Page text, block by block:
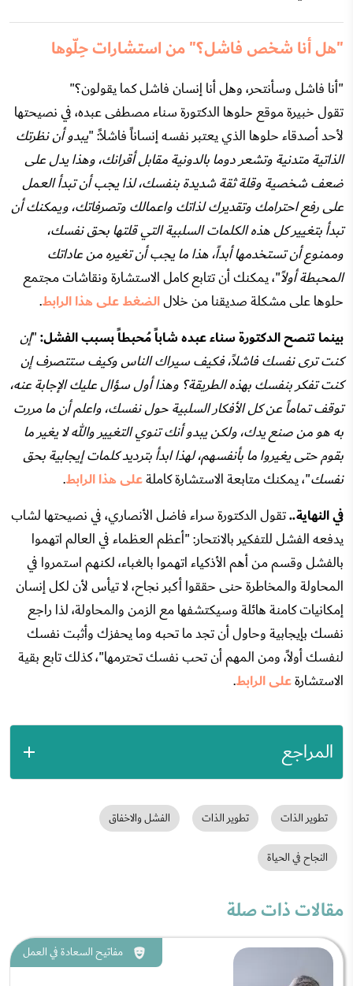
"هل أنا شخص فاشل؟" من استشارات حِلّوها
"أنا فاشل وسأنتحر، وهل أنا إنسان فاشل كما يقولون؟"
تقول خبيرة موقع حلوها الدكتورة سناء مصطفى عبده، في نصيحتها
لأحد أصدقاء حلوها الذي يعتبر نفسه إنساناً فاشلاً: "يبدو أن نظرتك
الذاتية متدنية وتشعر دوما بالدونية مقابل أقرانك، وهذا يدل على
ضعف شخصية وقلة ثقة شديدة بنفسك، لذا يجب أن تبدأ العمل
على رفع احترامك وتقديرك لذاتك واعمالك وتصرفاتك، ويمكنك أن
تبدأ بتغيير كل هذه الكلمات السلبية التي قلتها بحق نفسك،
وممنوع أن تستخدمها أبداً، هذا ما يجب أن تغيره من عاداتك
المحبطة أولاً"، يمكنك أن تتابع كامل الاستشارة ونقاشات مجتمع
حلوها على مشكلة صديقنا من خلالالضغط على هذا الرابط.
بينما تنصح الدكتورة سناء عبده شاباً مُحبطاً بسبب الفشل:"إن
كنت ترى نفسك فاشلاً، فكيف سيراك الناس وكيف ستتصرف إن
كنت تفكر بنفسك بهذه الطريقة؟ وهذا أول سؤال عليك الإجابة عنه،
توقف تماماً عن كل الأفكار السلبية حول نفسك، واعلم أن ما مررت
به هو من صنع يدك، ولكن يبدو أنك تنوي التغيير والله لا يغير ما
بقوم حتى يغيروا ما بأنفسهم، لهذا ابدأ بترديد كلمات إيجابية بحق
نفسك"، يمكنك متابعة الاستشارة كاملةعلى هذا الرابط.
في النهاية..تقول الدكتورة سراء فاضل الأنصاري، في نصيحتها لشاب
يدفعه الفشل للتفكير بالانتحار: "أعظم العظماء في العالم اتهموا
بالفشل وقسم من أهم الأذكياء اتهموا بالغباء، لكنهم استمروا في
المحاولة والمخاطرة حنى حققوا أكبر نجاح، لا تيأس لأن لكل إنسان
إمكانيات كامنة هائلة وسيكتشفها مع الزمن والمحاولة، لذا راجع
نفسك بإيجابية وحاول أن تجد ما تحبه وما يحفزك وأثبت نفسك
لنفسك أولاً، ومن المهم أن تحب نفسك تحترمها"، كذلك تابع بقية
الاستشارةعلى الرابط.
المراجع
تطوير الذات تطوير الذات الفشل والاخفاق
النجاح في الحياة
مقالات ذات صلة
مفاتيح السعادة في العمل